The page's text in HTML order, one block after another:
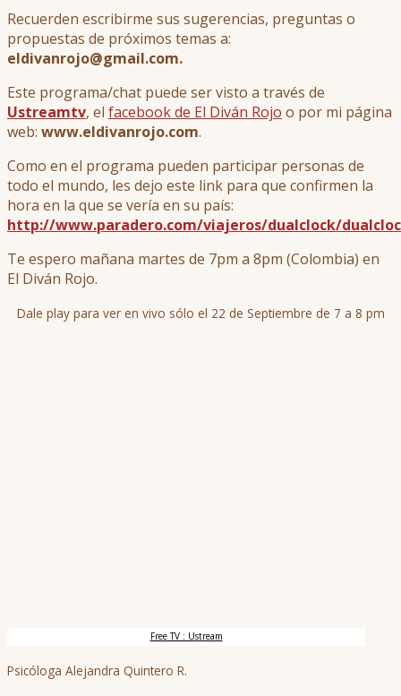
Recuerden escribirme sus sugerencias, preguntas o
propuestas de próximos temas a:
eldivanrojo@gmail.com.
Este programa/chat puede ser visto a través de
Ustreamtv, el facebook de El Diván Rojo o por mi página
web: www.eldivanrojo.com.
Como en el programa pueden participar personas de
todo el mundo, les dejo este link para que confirmen la
hora en la que se vería en su país:
http://www.paradero.com/viajeros/dualclock/
Te espero mañana martes de 7pm a 8pm (Colombia) en
El Diván Rojo.
Dale play para ver en vivo sólo el 22 de Septiembre de 7 a 8 pm
Free TV : Ustream
Psicóloga Alejandra Quintero R.